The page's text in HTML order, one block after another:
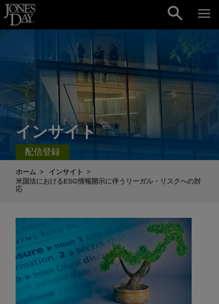
Skip to content
インサイト
配信登録
ホーム
インサイト
米国法におけるESG情報開示に伴うリーガル・リスクへの対
応